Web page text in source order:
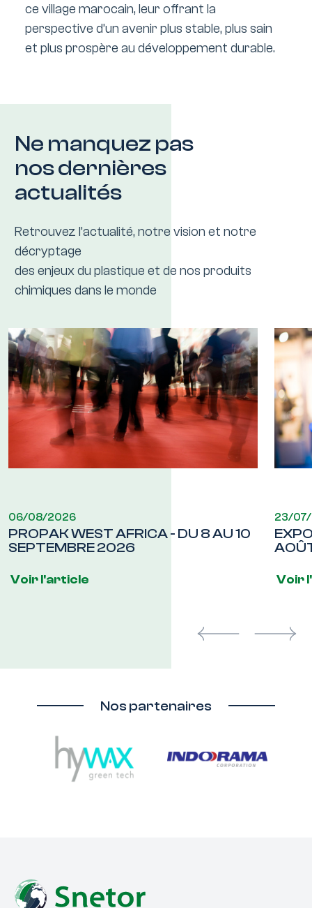
ce village marocain, leur offrant la
perspective d’un avenir plus stable, plus sain
et plus prospère au développement durable.
Ne manquez pas
nos dernières
actualités
Retrouvez l’actualité, notre vision et notre
décryptage
des enjeux du plastique et de nos produits
chimiques dans le monde
23/07/2026
EXPO PLAST PERÚ - DU 19 AU 22
AOÛT 2026
Voir l'article
Next
Nos partenaires